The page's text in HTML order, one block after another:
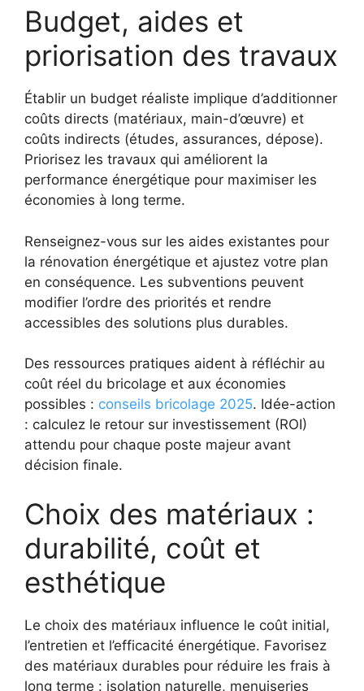
Budget, aides et
priorisation des travaux
Établir un budget réaliste implique d’additionner
coûts directs (matériaux, main-d’œuvre) et
coûts indirects (études, assurances, dépose).
Priorisez les travaux qui améliorent la
performance énergétique pour maximiser les
économies à long terme.
Renseignez-vous sur les aides existantes pour
la rénovation énergétique et ajustez votre plan
en conséquence. Les subventions peuvent
modifier l’ordre des priorités et rendre
accessibles des solutions plus durables.
Des ressources pratiques aident à réfléchir au
coût réel du bricolage et aux économies
possibles : conseils bricolage 2025. Idée-action
: calculez le retour sur investissement (ROI)
attendu pour chaque poste majeur avant
décision finale.
Choix des matériaux :
durabilité, coût et
esthétique
Le choix des matériaux influence le coût initial,
l’entretien et l’efficacité énergétique. Favorisez
des matériaux durables pour réduire les frais à
long terme : isolation naturelle, menuiseries